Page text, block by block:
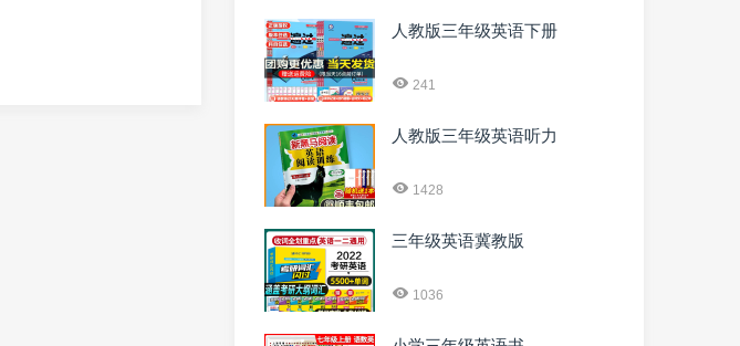
人教版三年级英语下册
241
人教版三年级英语听力
1428
三年级英语冀教版
1036